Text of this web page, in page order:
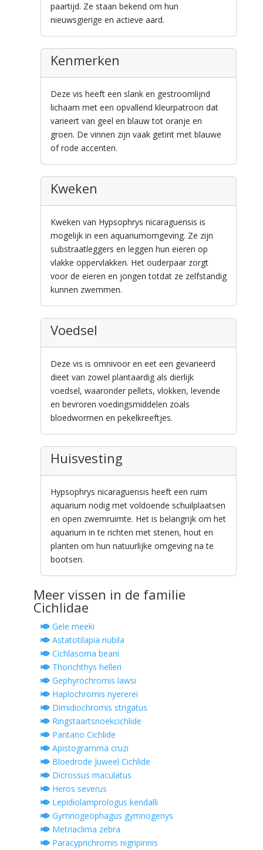
paartijd. Ze staan bekend om hun
nieuwsgierige en actieve aard.
Kenmerken
Deze vis heeft een slank en gestroomlijnd
lichaam met een opvallend kleurpatroon dat
varieert van geel en blauw tot oranje en
groen. De vinnen zijn vaak getint met blauwe
of rode accenten.
Kweken
Kweken van Hypsophrys nicaraguensis is
mogelijk in een aquariumomgeving. Ze zijn
substraatleggers en leggen hun eieren op
vlakke oppervlakken. Het ouderpaar zorgt
voor de eieren en jongen totdat ze zelfstandig
kunnen zwemmen.
Voedsel
Deze vis is omnivoor en eet een gevarieerd
dieet van zowel plantaardig als dierlijk
voedsel, waaronder pellets, vlokken, levende
en bevroren voedingsmiddelen zoals
bloedwormen en pekelkreeftjes.
Huisvesting
Hypsophrys nicaraguensis heeft een ruim
aquarium nodig met voldoende schuilplaatsen
en open zwemruimte. Het is belangrijk om het
aquarium in te richten met stenen, hout en
planten om hun natuurlijke omgeving na te
bootsen.
Meer vissen in de familie
Cichlidae
Gele meeki
Astatotilapia nubila
Cichlasoma beani
Thorichthys helleri
Gephyrochromis lawsi
Haplochromis nyererei
Dimidiochromis strigatus
Ringstaartsnoekcichlide
Pantano Cichlide
Apistogramma cruzi
Bloedrode Juweel Cichlide
Dicrossus maculatus
Heros severus
Lepidiolamprologus kendalli
Gymnogeophagus gymnogenys
Metriaclima zebra
Paracyprichromis nigripinnis